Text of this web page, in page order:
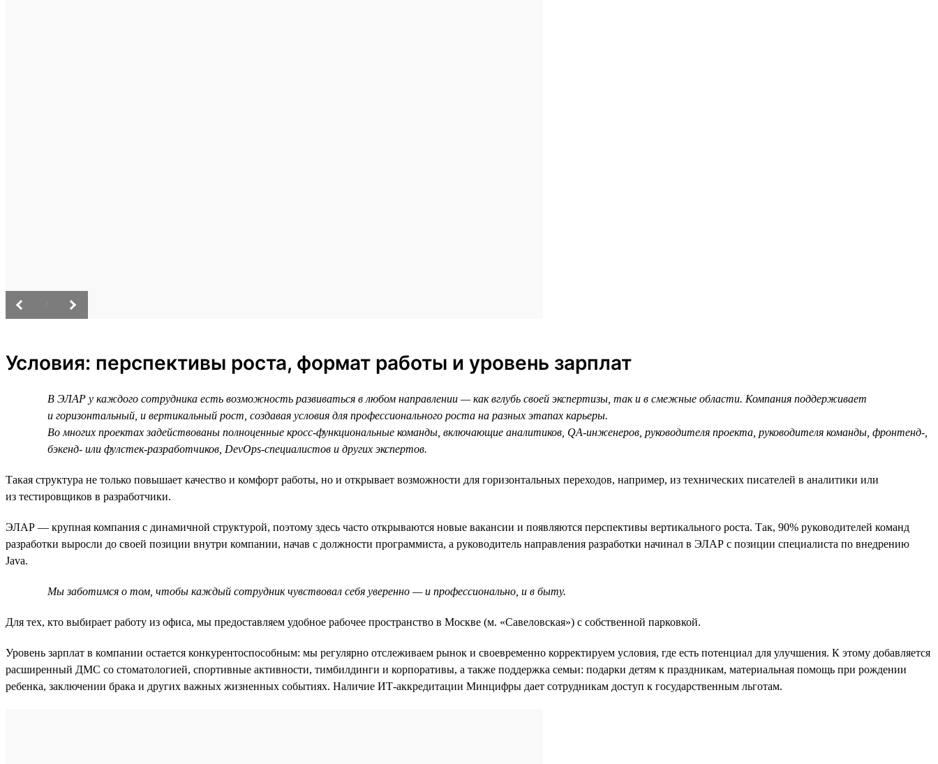
Условия: перспективы роста, формат работы и уровень зарплат
В ЭЛАР у каждого сотрудника есть возможность развиваться в любом направлении — как вглубь своей экспертизы, так и в смежные области. Компания поддерживает
и горизонтальный, и вертикальный рост, создавая условия для профессионального роста на разных этапах карьеры.
Во многих проектах задействованы полноценные кросс-функциональные команды, включающие аналитиков, QA-инженеров, руководителя проекта, руководителя команды, фронтенд-,
бэкенд- или фулстек-разработчиков, DevOps-специалистов и других экспертов.
Такая структура не только повышает качество и комфорт работы, но и открывает возможности для горизонтальных переходов, например, из технических писателей в аналитики или
из тестировщиков в разработчики.
ЭЛАР — крупная компания с динамичной структурой, поэтому здесь часто открываются новые вакансии и появляются перспективы вертикального роста. Так, 90% руководителей команд
разработки выросли до своей позиции внутри компании, начав с должности программиста, а руководитель направления разработки начинал в ЭЛАР с позиции специалиста по внедрению
Java.
Мы заботимся о том, чтобы каждый сотрудник чувствовал себя уверенно — и профессионально, и в быту.
Для тех, кто выбирает работу из офиса, мы предоставляем удобное рабочее пространство в Москве (м. «Савеловская») с собственной парковкой.
Уровень зарплат в компании остается конкурентоспособным: мы регулярно отслеживаем рынок и своевременно корректируем условия, где есть потенциал для улучшения. К этому добавляется
расширенный ДМС со стоматологией, спортивные активности, тимбилдинги и корпоративы, а также поддержка семьи: подарки детям к праздникам, материальная помощь при рождении
ребенка, заключении брака и других важных жизненных событиях. Наличие ИТ-аккредитации Минцифры дает сотрудникам доступ к государственным льготам.